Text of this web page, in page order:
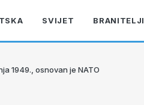
SVIJET BRANITELJI
1949., osnovan je NATO